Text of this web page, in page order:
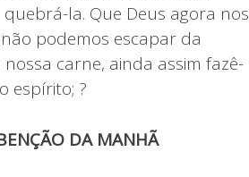
la. Que Deus agora nos
podemos escapar da
carne, ainda assim fazê-
espírito; ?
DA MANHÃ